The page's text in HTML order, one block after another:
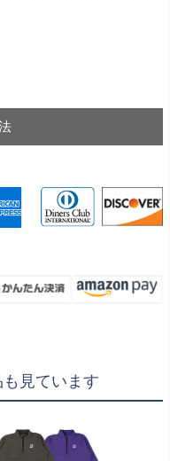
見ています